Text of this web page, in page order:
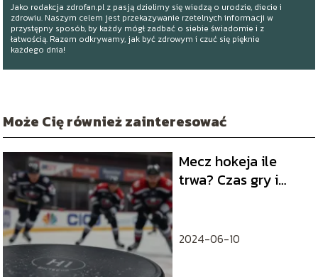
Jako redakcja zdrofan.pl z pasją dzielimy się wiedzą o urodzie, diecie i
zdrowiu. Naszym celem jest przekazywanie rzetelnych informacji w
przystępny sposób, by każdy mógł zadbać o siebie świadomie i z
łatwością. Razem odkrywamy, jak być zdrowym i czuć się pięknie
każdego dnia!
Może Cię również zainteresować
Mecz hokeja ile
trwa? Czas gry i
2024-06-10